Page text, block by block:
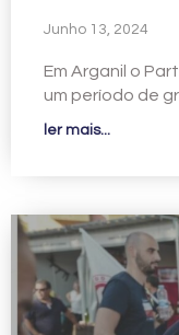
Junho 13, 2024
Em Arganil o
um período de
ler mais...